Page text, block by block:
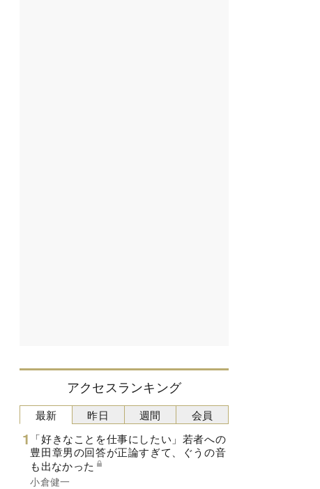
アクセスランキング
最新
「好きなことを仕事にしたい」若者への
豊田章男の回答が正論すぎて、ぐうの音
も出なかった
小倉健一
昨日 週間 会員